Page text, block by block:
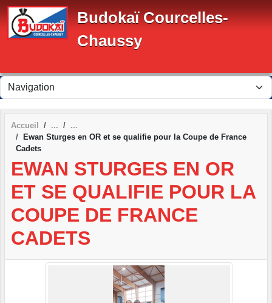
Budokaï Courcelles-
Chaussy
Accueil
Ewan Sturges en OR et se qualifie pour la Coupe de France
Cadets
EWAN STURGES EN OR
ET SE QUALIFIE POUR LA
COUPE DE FRANCE
CADETS
Panneau de gestion des cookies